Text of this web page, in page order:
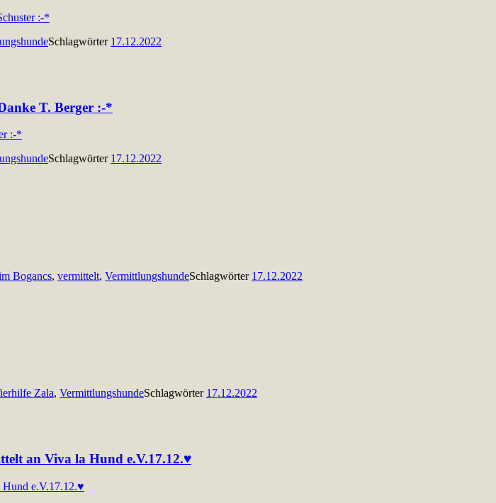
Schlagwörter 17.12.2022
T. Berger :-*
Schlagwörter 17.12.2022
Bogancs, vermittelt, VermittlungshundeSchlagwörter 17.12.2022
Zala, VermittlungshundeSchlagwörter 17.12.2022
an Viva la Hund e.V.17.12.♥